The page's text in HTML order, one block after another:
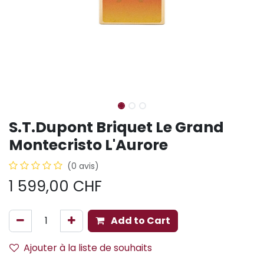
S.T.Dupont Briquet Le Grand
Montecristo L'Aurore
(0 avis)
1 599,00 CHF
Add to Cart
Ajouter à la liste de souhaits